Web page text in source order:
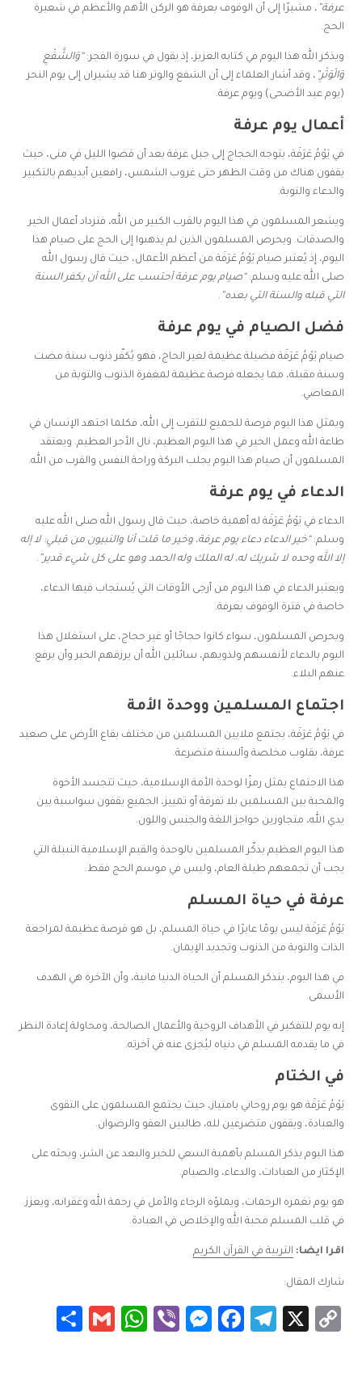
عرفة” ، مشيرًا إلى أن الوقوف بعرفة هو الركن الأهم والأعظم في شعيرة
الحج.
ويذكر الله هذا اليوم في كتابه العزيز، إذ يقول في سورة الفجر:“وَالشَّفْعِ
وَالْوَتْرِ” ، وقد أشار العلماء إلى أن الشفع والوتر هنا قد يشيران إلى يوم النحر
(يوم عيد الأضحى) ويوم عرفة.
أعمال يوم عرفة
في يَوْمُ عَرَفَة، يتوجه الحجاج إلى جبل عرفة بعد أن قضوا الليل في منى، حيث
يقفون هناك من وقت الظهر حتى غروب الشمس، رافعين أيديهم بالتكبير
والدعاء والتوبة.
ويشعر المسلمون في هذا اليوم بالقرب الكبير من الله، فتزداد أعمال الخير
والصدقات. ويحرص المسلمون الذين لم يذهبوا إلى الحج على صيام هذا
اليوم، إذ يُعتبر صيام يَوْمُ عَرَفَة من أعظم الأعمال، حيث قال رسول الله
صلى الله عليه وسلم:“صيام يوم عرفة أحتسب على الله أن يكفر السنة
التي قبله والسنة التي بعده” .
فضل الصيام في يوم عرفة
صيام يَوْمُ عَرَفَة فضيلة عظيمة لغير الحاج، فهو يُكفّر ذنوب سنة مضت
وسنة مقبلة، مما يجعله فرصة عظيمة لمغفرة الذنوب والتوبة من
المعاصي.
ويمثل هذا اليوم فرصة للجميع للتقرب إلى الله، فكلما اجتهد الإنسان في
طاعة الله وعمل الخير في هذا اليوم العظيم، نال الأجر العظيم. ويعتقد
المسلمون أن صيام هذا اليوم يجلب البركة وراحة النفس والقرب من الله.
الدعاء في يوم عرفة
الدعاء في يَوْمُ عَرَفَة له أهمية خاصة، حيث قال رسول الله صلى الله عليه
وسلم:“خير الدعاء دعاء يوم عرفة، وخير ما قلت أنا والنبيون من قبلي: لا إله
إلا الله وحده لا شريك له، له الملك وله الحمد وهو على كل شيء قدير” .
ويعتبر الدعاء في هذا اليوم من أرجى الأوقات التي يُستجاب فيها الدعاء،
خاصة في فترة الوقوف بعرفة.
ويحرص المسلمون، سواء كانوا حجاجًا أو غير حجاج، على استغلال هذا
اليوم بالدعاء لأنفسهم ولذويهم، سائلين الله أن يرزقهم الخير وأن يرفع
عنهم البلاء.
اجتماع المسلمين ووحدة الأمة
في يَوْمُ عَرَفَة، يجتمع ملايين المسلمين من مختلف بقاع الأرض على صعيد
عرفة، بقلوب مخلصة وألسنة متضرعة.
هذا الاجتماع يمثل رمزًا لوحدة الأمة الإسلامية، حيث تتجسد الأخوة
والمحبة بين المسلمين بلا تفرقة أو تمييز، الجميع يقفون سواسية بين
يدي الله، متجاوزين حواجز اللغة والجنس واللون.
هذا اليوم العظيم يذكّر المسلمين بالوحدة والقيم الإسلامية النبيلة التي
يجب أن تجمعهم طيلة العام، وليس في موسم الحج فقط.
عرفة في حياة المسلم
يَوْمُ عَرَفَة ليس يومًا عابرًا في حياة المسلم، بل هو فرصة عظيمة لمراجعة
الذات والتوبة من الذنوب وتجديد الإيمان.
في هذا اليوم، يتذكر المسلم أن الحياة الدنيا فانية، وأن الآخرة هي الهدف
الأسمى.
إنه يوم للتفكير في الأهداف الروحية والأعمال الصالحة، ومحاولة إعادة النظر
في ما يقدمه المسلم في دنياه ليُجزى عنه في آخرته.
في الختام
يَوْمُ عَرَفَة هو يوم روحاني بامتياز، حيث يجتمع المسلمون على التقوى
والعبادة، ويقفون متضرعين لله، طالبين العفو والرضوان.
هذا اليوم يذكر المسلم بأهمية السعي للخير والبعد عن الشر، ويحثه على
الإكثار من العبادات، والدعاء، والصيام.
هو يوم تغمره الرحمات، ويملؤه الرجاء والأمل في رحمة الله وغفرانه، ويعزز
في قلب المسلم محبة الله والإخلاص في العبادة.
اقرا ايضا: التربية في القرآن الكريم
شارك المقال:
Copy
X
Telegram
Facebook
Messenger
Viber
WhatsApp
Gmail